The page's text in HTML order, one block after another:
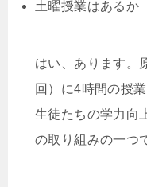
土曜授業はあるか
はい、あります。
回）に4時間の授
生徒たちの学力向
の取り組みの一つ